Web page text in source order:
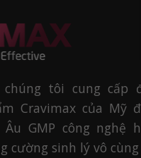
chúng tôi cung cấp
Cravimax của Mỹ
Âu GMP công nghệ
cường sinh lý vô